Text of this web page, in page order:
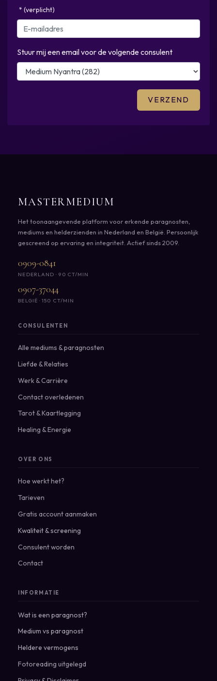
* (verplicht)
Stuur mij een email voor de volgende consulent
MASTERMEDIUM
Het toonaangevende platform voor erkende paragnosten,
mediums en helderzienden in Nederland en België. Persoonlijk
gescreend op ervaring en integriteit. Actief sinds 2009.
0909-0841
NEDERLAND · 90 CT/MIN
0907-37044
BELGIË · 150 CT/MIN
CONSULENTEN
Alle mediums & paragnosten
Liefde & Relaties
Werk & Carrière
Contact overledenen
Tarot & Kaartlegging
Healing & Energie
OVER ONS
Hoe werkt het?
Tarieven
Gratis account aanmaken
Kwaliteit & screening
Consulent worden
Contact
INFORMATIE
Wat is een paragnost?
Medium vs paragnost
Heldere vermogens
Fotoreading uitgelegd